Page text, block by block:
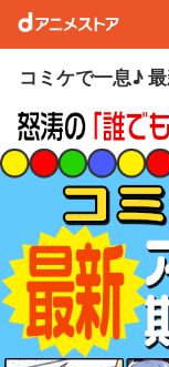
コミケで一息♪